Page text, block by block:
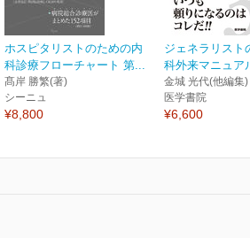
ホスピタリストのための内
科診療フローチャート 第...
髙岸 勝繁(著)
シーニュ
¥8,800
ジェネラリスト
科外来マニュア
金城 光代(他編集)
医学書院
¥6,600